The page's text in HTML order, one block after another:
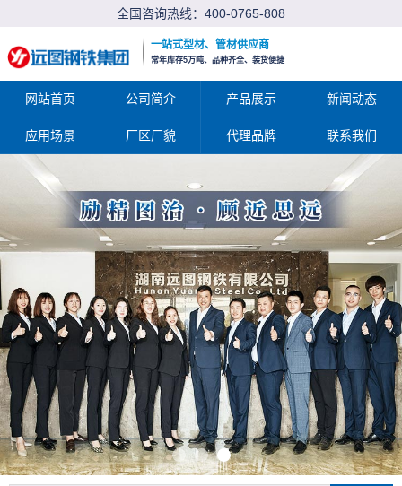
全国咨询热线： 400-0765-808
一站式型材、管材供应商
常年库存5万吨、品种齐全、装货便捷
网站首页 公司简介 产品展示 新闻动态
应用场景 厂区厂貌 代理品牌 联系我们